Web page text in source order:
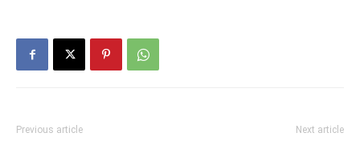
Previous article Next article